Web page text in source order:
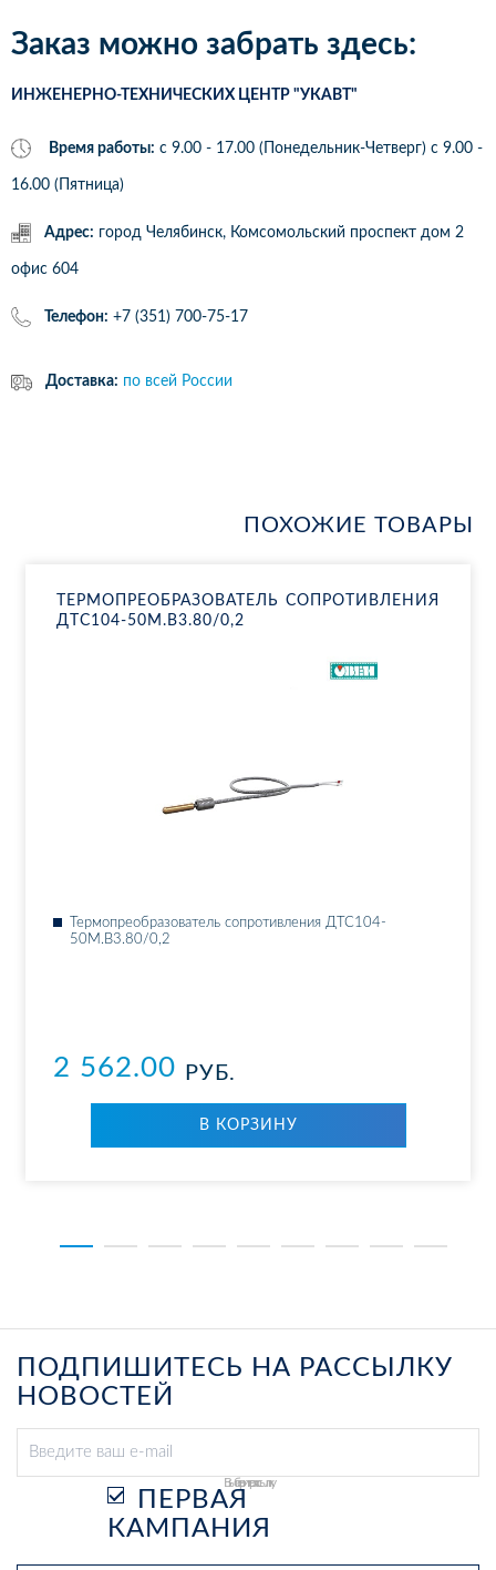
Заказ можно забрать здесь:
ИНЖЕНЕРНО-ТЕХНИЧЕСКИХ ЦЕНТР "УКАВТ"
Время работы: с 9.00 - 17.00 (Понедельник-Четверг) c 9.00 -
16.00 (Пятница)
Адрес: город Челябинск, Комсомольский проспект дом 2
офис 604
Телефон: +7 (351) 700-75-17
Доставка: по всей России
ПОХОЖИЕ ТОВАРЫ
ТЕР­МО­ПРЕ­ОБ­РА­ЗО­ВА­ТЕЛЬ СО­ПРО­ТИВ­ЛЕ­НИЯ
ДТ­С104-50М.В3.80/0,2
Тер­мо­пре­об­ра­зо­ва­тель со­про­тив­ле­ния ДТ­С104-
50М.В3.80/0,2
2 562.00 РУБ.
В КОР­ЗИ­НУ
ПОДПИШИТЕСЬ НА РАССЫЛКУ
НОВОСТЕЙ
Выберите рассылку
ПЕРВАЯ
КАМПАНИЯ